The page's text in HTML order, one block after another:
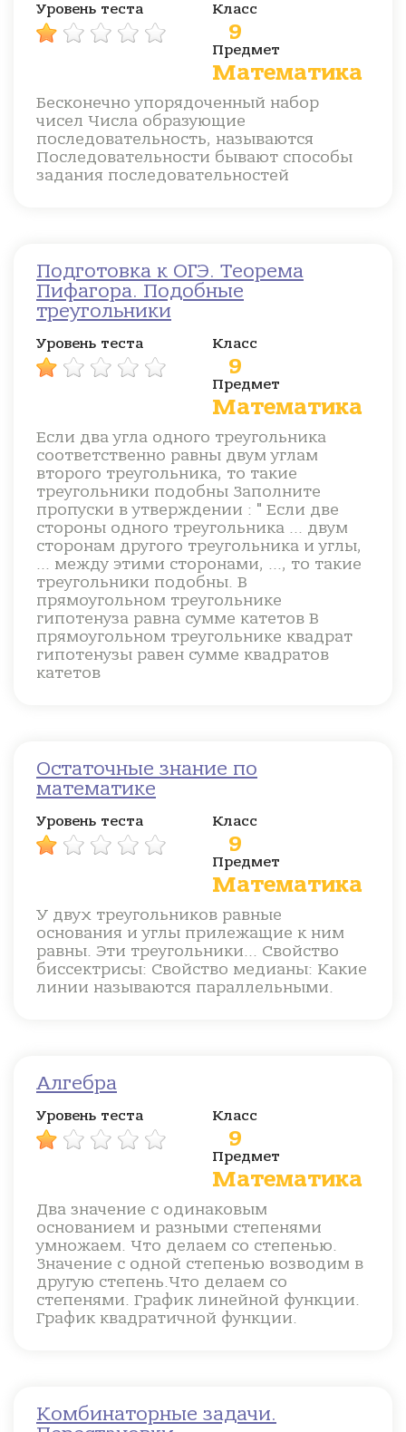
Уровень теста Класс
9
Предмет
Математика
Бесконечно упорядоченный набор
чисел Числа образующие
последовательность, называются
Последовательности бывают способы
задания последовательностей
Подготовка к ОГЭ. Теорема
Пифагора. Подобные
треугольники
Уровень теста Класс
9
Предмет
Математика
Если два угла одного треугольника
соответственно равны двум углам
второго треугольника, то такие
треугольники подобны Заполните
пропуски в утверждении : " Если две
стороны одного треугольника ... двум
сторонам другого треугольника и углы,
... между этими сторонами, ..., то такие
треугольники подобны. В
прямоугольном треугольнике
гипотенуза равна сумме катетов В
прямоугольном треугольнике квадрат
гипотенузы равен сумме квадратов
катетов
Остаточные знание по
математике
Уровень теста Класс
9
Предмет
Математика
У двух треугольников равные
основания и углы прилежащие к ним
равны. Эти треугольники... Свойство
биссектрисы: Свойство медианы: Какие
линии называются параллельными.
Алгебра
Уровень теста Класс
9
Предмет
Математика
Два значение с одинаковым
основанием и разными степенями
умножаем. Что делаем со степенью.
Значение с одной степенью возводим в
другую степень.Что делаем со
степенями. График линейной функции.
График квадратичной функции.
Комбинаторные задачи.